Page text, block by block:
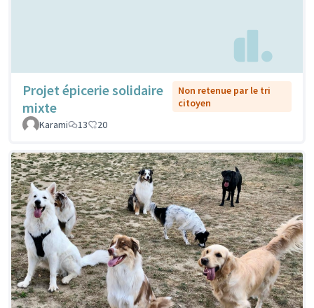
Projet épicerie solidaire
mixte
Non retenue par le tri
citoyen
Karami
13 20